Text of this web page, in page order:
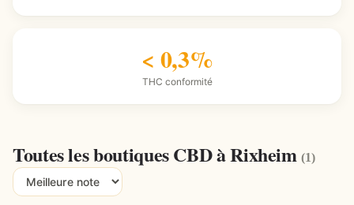
< 0,3%
THC conformité
Toutes les boutiques CBD à Rixheim(1)